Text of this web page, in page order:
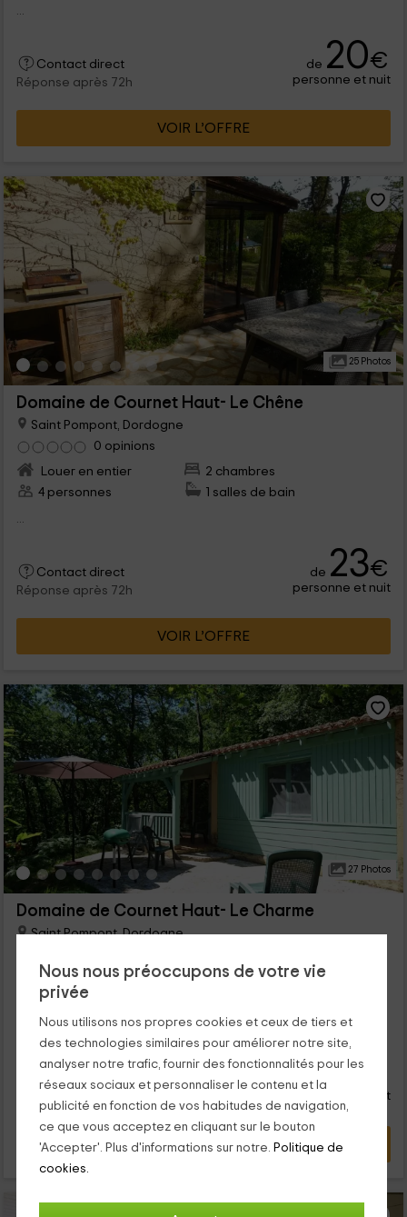
Nous nous préoccupons de votre vie
privée
Nous utilisons nos propres cookies et ceux de tiers et
des technologies similaires pour améliorer notre site,
analyser notre trafic, fournir des fonctionnalités pour les
réseaux sociaux et personnaliser le contenu et la
publicité en fonction de vos habitudes de navigation,
ce que vous acceptez en cliquant sur le bouton
'Accepter'. Plus d'informations sur notre.
Politique de
cookies.
Contact direct
Réponse après 72h
de 20€
personne et nuit
VOIR L’OFFRE
25 Photos
Domaine de Cournet Haut- Le Chêne
Saint Pompont, Dordogne
0 opinions
Louer en entier
2 chambres
4 personnes
1 salles de bain
Contact direct
Réponse après 72h
de 23€
personne et nuit
VOIR L’OFFRE
27 Photos
Domaine de Cournet Haut- Le Charme
Saint Pompont, Dordogne
Louer en entier
2 chambres
4 personnes
Contact direct
Réponse après 72h
de26
personne et nuit
VOIR L’OFFRE